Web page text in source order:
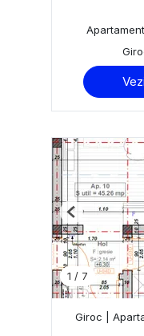
1 / 7
Previous
Giroc |